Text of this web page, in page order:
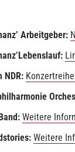
Arbeitgeber:
Lebenslauf:
NDR:
Weitere
Weitere